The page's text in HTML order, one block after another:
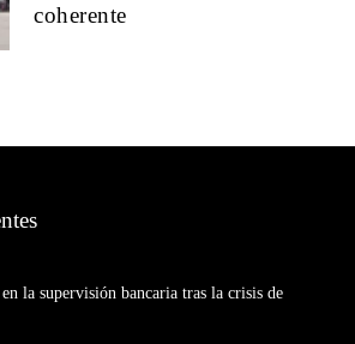
coherente
la supervisión bancaria tras la crisis de